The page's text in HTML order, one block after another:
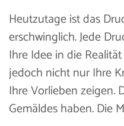
Heutzutage ist das
erschwinglich. Jede
Ihre Idee in die
jedoch nicht nur Ihre
Ihre Vorlieben zeigen.
Gemäldes haben. Die